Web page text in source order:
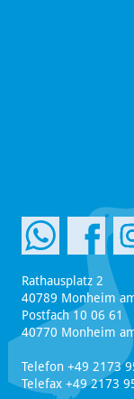
Rathausplatz 2
40789 Monheim
Postfach 10 06 61
40770 Monheim
Telefon +49 2173
Telefax +49 2173